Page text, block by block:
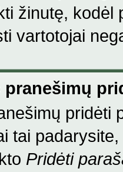
žinutę, kodėl
vartotojai
pranešimų
pridėti
tai
Pridėti